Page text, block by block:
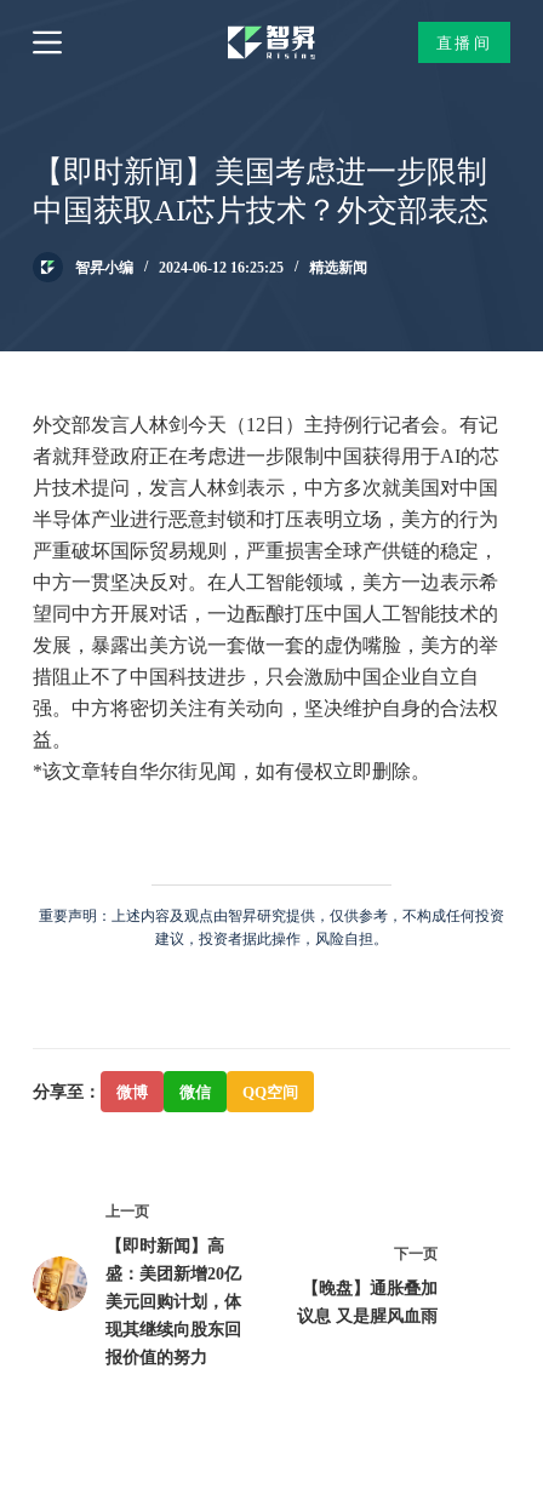
跳
过
直播间
【即时新闻】美国考虑进一步限制
中国获取AI芯片技术？外交部表态
智昇小编 2024-06-12 16:25:25 精选新闻
外交部发言人林剑今天（12日）主持例行记者会。有记
者就拜登政府正在考虑进一步限制中国获得用于AI的芯
片技术提问，发言人林剑表示，中方多次就美国对中国
半导体产业进行恶意封锁和打压表明立场，美方的行为
严重破坏国际贸易规则，严重损害全球产供链的稳定，
中方一贯坚决反对。在人工智能领域，美方一边表示希
望同中方开展对话，一边酝酿打压中国人工智能技术的
发展，暴露出美方说一套做一套的虚伪嘴脸，美方的举
措阻止不了中国科技进步，只会激励中国企业自立自
强。中方将密切关注有关动向，坚决维护自身的合法权
益。
*该文章转自华尔街见闻，如有侵权立即删除。
重要声明：上述内容及观点由智昇研究提供，仅供参考，不构成任何投资
建议，投资者据此操作，风险自担。
分享至： 微博 微信 QQ空间
上一页
【即时新闻】高
盛：美团新增20亿
美元回购计划，体
现其继续向股东回
报价值的努力
下一页
【晚盘】通胀叠加
议息 又是腥风血雨